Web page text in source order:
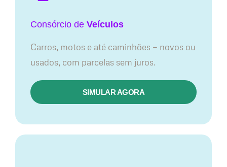
Consórcio de Veículos
Carros, motos e até caminhões — novos ou
usados, com parcelas sem juros.
SIMULAR AGORA